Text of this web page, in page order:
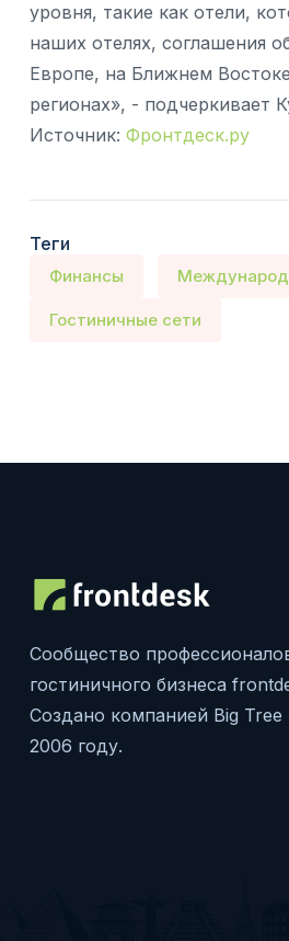
уровня, такие как отели,
наших отелях, соглашения
Европе, на Ближнем
регионах», - подчеркивает
Источник: Фронтдеск.ру
Теги
Финансы
Гостиничные сети
Сообщество
гостиничного бизнеса
Создано компанией Big Tree
2006 году.